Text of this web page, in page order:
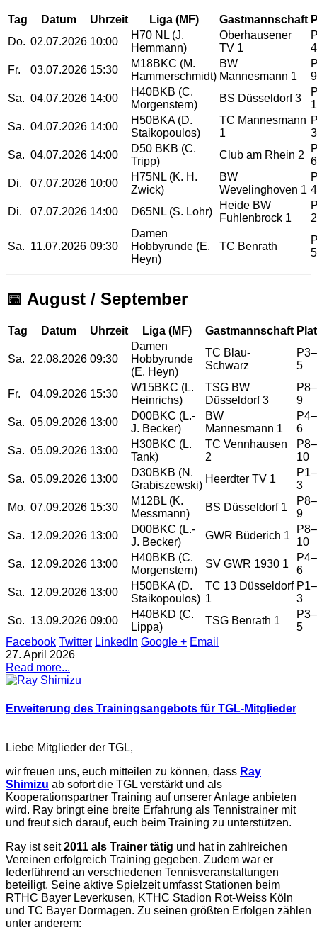
Tag Datum Uhrzeit Liga (MF) Gastmannschaft
Do. 02.07.2026 10:00
H70 NL (J.
Hemmann)
Oberhausener
TV 1
4
Fr.
03.07.2026 15:30
M18BKC (M.
Hammerschmidt)
BW
Mannesmann 1
9
Sa. 04.07.2026 14:00
H40BKB (C.
Morgenstern)
BS Düsseldorf 3
Sa. 04.07.2026 14:00
H50BKA (D.
Staikopoulos)
TC Mannesmann
1
3
Sa. 04.07.2026 14:00
D50 BKB (C.
Tripp)
Club am Rhein 2
6
Di.
07.07.2026 10:00
H75NL (K. H.
Zwick)
BW
Wevelinghoven 1 4
Di.
07.07.2026 14:00 D65NL (S. Lohr)
Heide BW
Fuhlenbrock 1
2
Sa. 11.07.2026 09:30
Damen
Hobbyrunde (E.
Heyn)
TC Benrath
5
📅 August / September
Tag Datum Uhrzeit Liga (MF) Gastmannschaft
Sa. 22.08.2026 09:30
Damen
Hobbyrunde
(E. Heyn)
TC Blau-
Schwarz
P3–
5
Fr. 04.09.2026 15:30
W15BKC (L.
Heinrichs)
TSG BW
Düsseldorf 3
P8–
9
Sa. 05.09.2026 13:00
D00BKC (L.-
J. Becker)
BW
Mannesmann 1
P4–
6
Sa. 05.09.2026 13:00
H30BKC (L.
Tank)
TC Vennhausen
2
P8–
10
Sa. 05.09.2026 13:00
D30BKB (N.
Grabiszewski)
Heerdter TV 1
P1–
3
Mo. 07.09.2026 15:30
M12BL (K.
Messmann)
BS Düsseldorf 1
P8–
9
Sa. 12.09.2026 13:00
D00BKC (L.-
J. Becker)
GWR Büderich 1
P8–
10
Sa. 12.09.2026 13:00
H40BKB (C.
Morgenstern)
SV GWR 1930 1
P4–
6
Sa. 12.09.2026 13:00
H50BKA (D.
Staikopoulos)
TC 13 Düsseldorf
1
P1–
3
So. 13.09.2026 09:00
H40BKD (C.
Lippa)
TSG Benrath 1
P3–
5
Facebook Twitter LinkedIn Google + Email
27. April 2026
Read more...
Erweiterung des Trainingsangebots für TGL-Mitglieder
Liebe Mitglieder der TGL,
wir freuen uns, euch mitteilen zu können, dass Ray
Shimizu ab sofort die TGL verstärkt und als
Kooperationspartner Training auf unserer Anlage anbieten
wird. Ray bringt eine breite Erfahrung als Tennistrainer mit
und freut sich darauf, euch beim Training zu unterstützen.
Ray ist seit2011 als Trainer tätig und hat in zahlreichen
Vereinen erfolgreich Training gegeben. Zudem war er
federführend an verschiedenen Tennisveranstaltungen
beteiligt. Seine aktive Spielzeit umfasst Stationen beim
RTHC Bayer Leverkusen, KTHC Stadion Rot-Weiss Köln
und TC Bayer Dormagen. Zu seinen größten Erfolgen zählen
unter anderem: